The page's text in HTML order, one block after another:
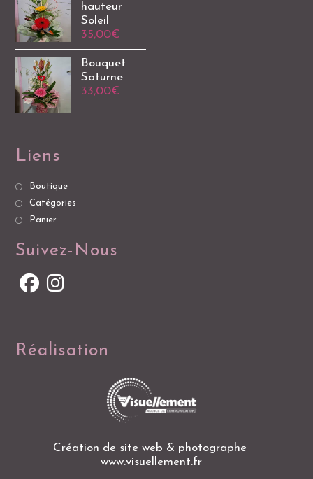
hauteur
Soleil
35,00€
Bouquet
Saturne
33,00€
Liens
Boutique
Catégories
Panier
Suivez-Nous
Réalisation
Création de site web & photographe
www.visuellement.fr